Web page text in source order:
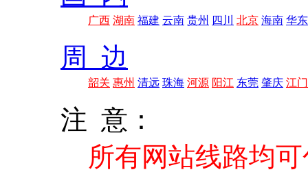
广西 湖南 福建 云南 贵州 四川 北京 海南 华东
周 边
韶关 惠州 清远 珠海 河源 阳江 东莞 肇庆 江门
注 意：
所有网站线路均